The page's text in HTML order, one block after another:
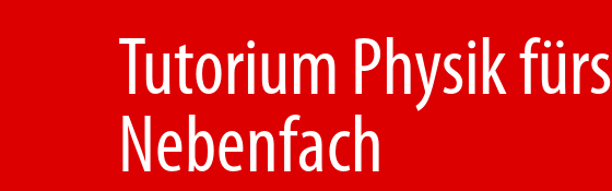
Tutorium Physik fürs
Nebenfach